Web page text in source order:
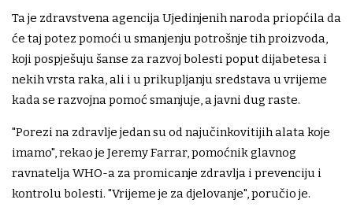
Ta je zdravstvena agencija Ujedinjenih naroda priopćila da
će taj potez pomoći u smanjenju potrošnje tih proizvoda,
koji pospješuju šanse za razvoj bolesti poput dijabetesa i
nekih vrsta raka, ali i u prikupljanju sredstava u vrijeme
kada se razvojna pomoć smanjuje, a javni dug raste.
"Porezi na zdravlje jedan su od najučinkovitijih alata koje
imamo", rekao je Jeremy Farrar, pomoćnik glavnog
ravnatelja WHO-a za promicanje zdravlja i prevenciju i
kontrolu bolesti. "Vrijeme je za djelovanje", poručio je.